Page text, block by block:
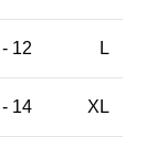
L
12 - 14
XL
14 - 16